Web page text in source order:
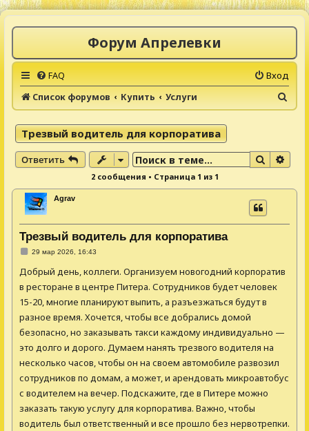
Форум Апрелевки
FAQ
Вход
Список форумов
Купить Услуги
о
к
Трезвый водитель для корпоратива
Ответить Поиск
2 сообщения • Страница 1 из 1
Agrav
Трезвый водитель для корпоратива
С
б
е
н
е
29 мар 2026, 16:43
Добрый день, коллеги. Организуем новогодний корпоратив
в ресторане в центре Питера. Сотрудников будет человек
15-20, многие планируют выпить, а разъезжаться будут в
разное время. Хочется, чтобы все добрались домой
безопасно, но заказывать такси каждому индивидуально —
это долго и дорого. Думаем нанять трезвого водителя на
несколько часов, чтобы он на своем автомобиле развозил
сотрудников по домам, а может, и арендовать микроавтобус
с водителем на вечер. Подскажите, где в Питере можно
заказать такую услугу для корпоратива. Важно, чтобы
водитель был ответственный и все прошло без нервотрепки.